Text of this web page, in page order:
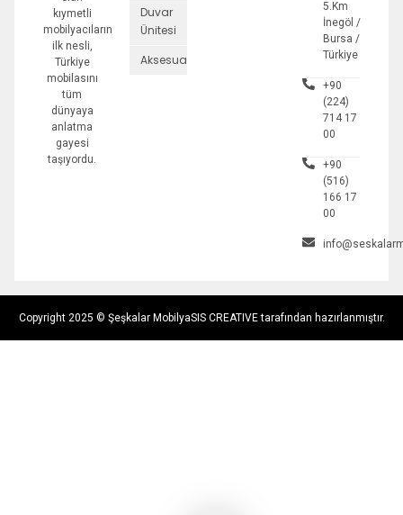
kıymetli
mobilyacıların
ilk nesli,
Türkiye
mobilasını
tüm
dünyaya
anlatma
gayesi
taşıyordu.
Duvar
Ünitesi
Aksesuarlar
5.Km
İnegöl /
Bursa /
Türkiye
+90
(224)
714 17
00
+90
(516)
166 17
00
Copyright 2025 © Şeşkalar MobilyaSIS CREATIVE tarafından hazırlanmıştır.